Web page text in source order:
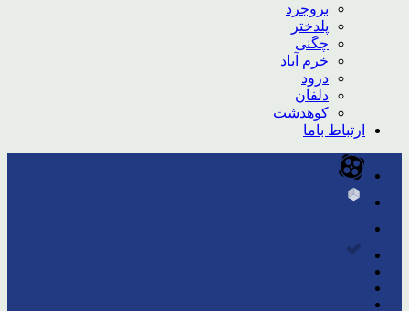
بروجرد
پلدختر
چگنی
خرم آباد
درود
دلفان
کوهدشت
ارتباط باما